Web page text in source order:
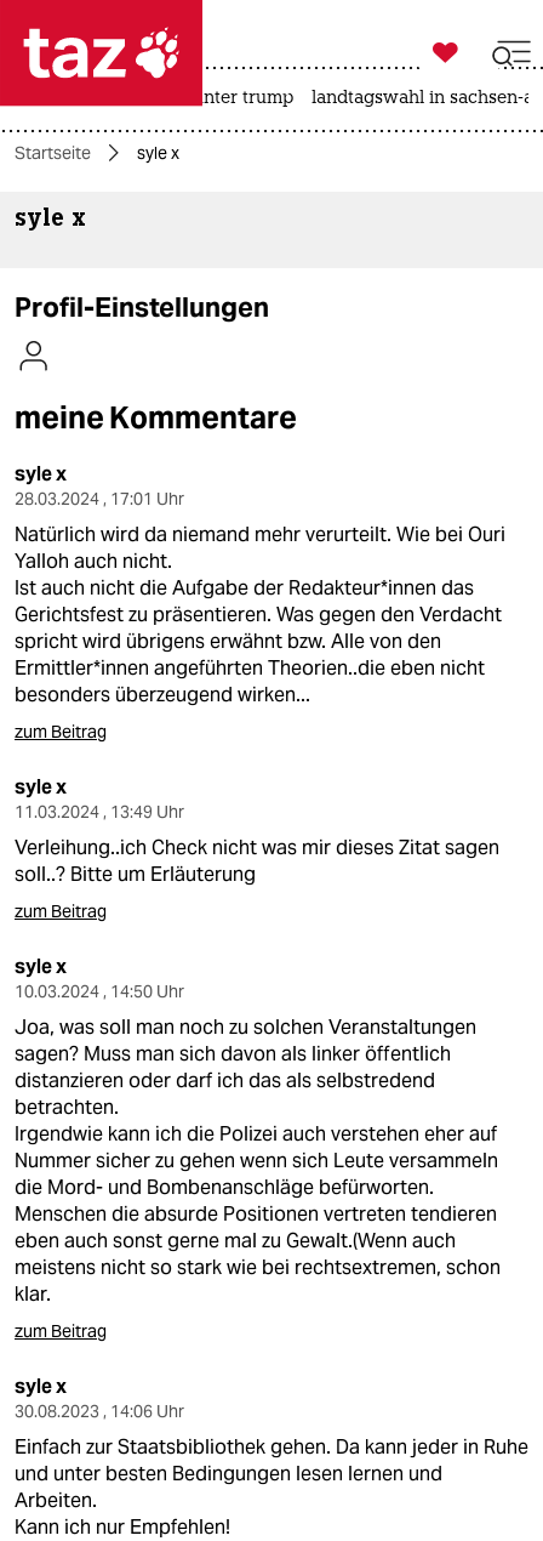

themen
kultur
sport
berlin
nord
wahrheit
verlag
veranstaltungen
shop
fragen & hilfe
abo
genossenschaft
epaper login

taz zahl ich
usa unter trump landtagswahl in sachsen-
Startseite syle x
syle x
Profil-Einstellungen
meine Kommentare
syle x
28.03.2024 , 17:01 Uhr
Natürlich wird da niemand mehr verurteilt. Wie bei Ouri
Yalloh auch nicht.
Ist auch nicht die Aufgabe der Redakteur*innen das
Gerichtsfest zu präsentieren. Was gegen den Verdacht
spricht wird übrigens erwähnt bzw. Alle von den
Ermittler*innen angeführten Theorien..die eben nicht
besonders überzeugend wirken...
zum Beitrag
syle x
11.03.2024 , 13:49 Uhr
Verleihung..ich Check nicht was mir dieses Zitat sagen
soll..? Bitte um Erläuterung
zum Beitrag
syle x
10.03.2024 , 14:50 Uhr
Joa, was soll man noch zu solchen Veranstaltungen
sagen? Muss man sich davon als linker öffentlich
distanzieren oder darf ich das als selbstredend
betrachten.
Irgendwie kann ich die Polizei auch verstehen eher auf
Nummer sicher zu gehen wenn sich Leute versammeln
die Mord- und Bombenanschläge befürworten.
Menschen die absurde Positionen vertreten tendieren
eben auch sonst gerne mal zu Gewalt.(Wenn auch
meistens nicht so stark wie bei rechtsextremen, schon
klar.
zum Beitrag
syle x
30.08.2023 , 14:06 Uhr
Einfach zur Staatsbibliothek gehen. Da kann jeder in Ruhe
und unter besten Bedingungen lesen lernen und
Arbeiten.
Kann ich nur Empfehlen!